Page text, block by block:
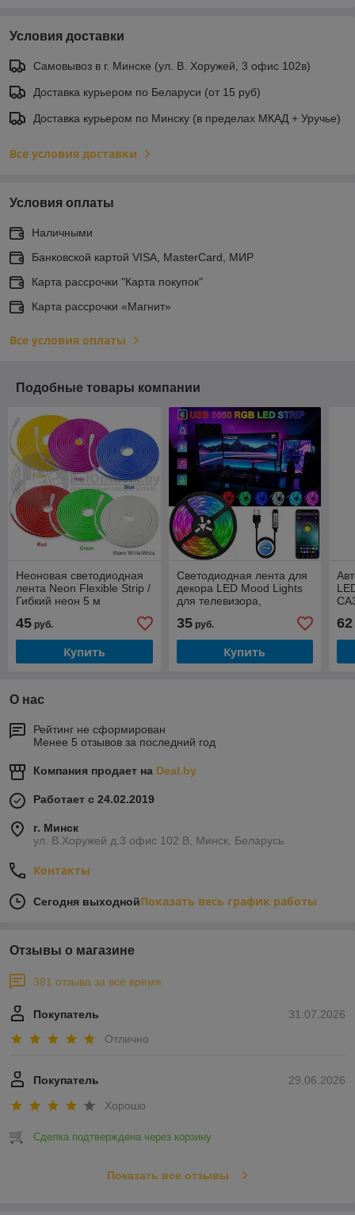
Условия доставки
Самовывоз в г. Минске (ул. В. Хоружей, 3 офис 102в)
Доставка курьером по Беларуси (от 15 руб)
Доставка курьером по Минску (в пределах МКАД + Уручье)
Все условия доставки
Условия оплаты
Наличными
Банковской картой VISA, MasterCard, МИР
Карта рассрочки "Карта покупок"
Карта рассрочки «Магнит»
Все условия оплаты
Подобные товары компании
Неоновая светодиодная
лента Neon Flexible Strip /
Гибкий неон 5 м
45 руб.
Купить
Светодиодная лента для
декора LED Mood Lights
для телевизора,
Bluetooth 5м
35руб.
Купить
62
О нас
Рейтинг не сформирован
Менее 5 отзывов за последний год
Компания продает на Deal.by
Работает с 24.02.2019
г. Минск
ул. В.Хоружей д.3 офис 102 В, Минск, Беларусь
Контакты
Сегодня выходнойПоказать весь график работы
Отзывы о магазине
381 отзыва за всё время
31.07.2026
Покупатель
Отлично
29.06.2026
Покупатель
Хорошо
Сделка подтверждена через корзину
Показать все отзывы